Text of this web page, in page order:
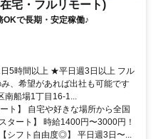
宅・フルリモート)
OKで長期・安定稼働♪
5時間以上 ★平日週3日以上 フル
、希望があれば出社も可能です
南船場1丁目16-1...
ト】 自宅や好きな場所から全国
タート】 時給1400円〜3000円！
シフト自由度◎】 平日週3日〜...